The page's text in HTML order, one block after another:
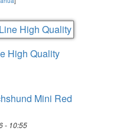
High Quality
Mini Red
- 10:55